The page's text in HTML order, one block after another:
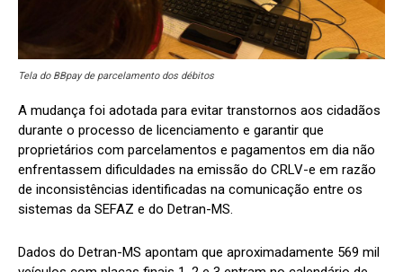
Tela do BBpay de parcelamento dos débitos
A mudança foi adotada para evitar transtornos aos cidadãos
durante o processo de licenciamento e garantir que
proprietários com parcelamentos e pagamentos em dia não
enfrentassem dificuldades na emissão do CRLV-e em razão
de inconsistências identificadas na comunicação entre os
sistemas da SEFAZ e do Detran-MS.
Dados do Detran-MS apontam que aproximadamente 569 mil